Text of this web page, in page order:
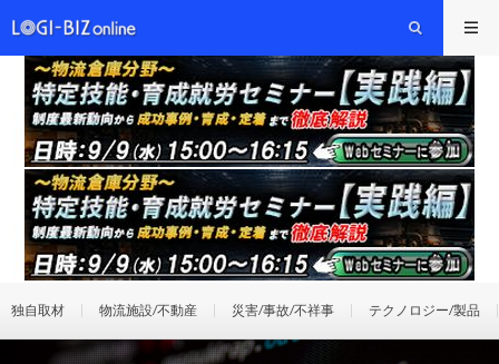
独自取材 物流施設/不動産 災害/事故/不祥事 テクノロジー/製品